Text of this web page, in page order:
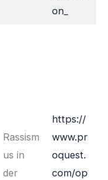
on_
Rassism
us in
der
https://
www.pr
oquest.
com/op